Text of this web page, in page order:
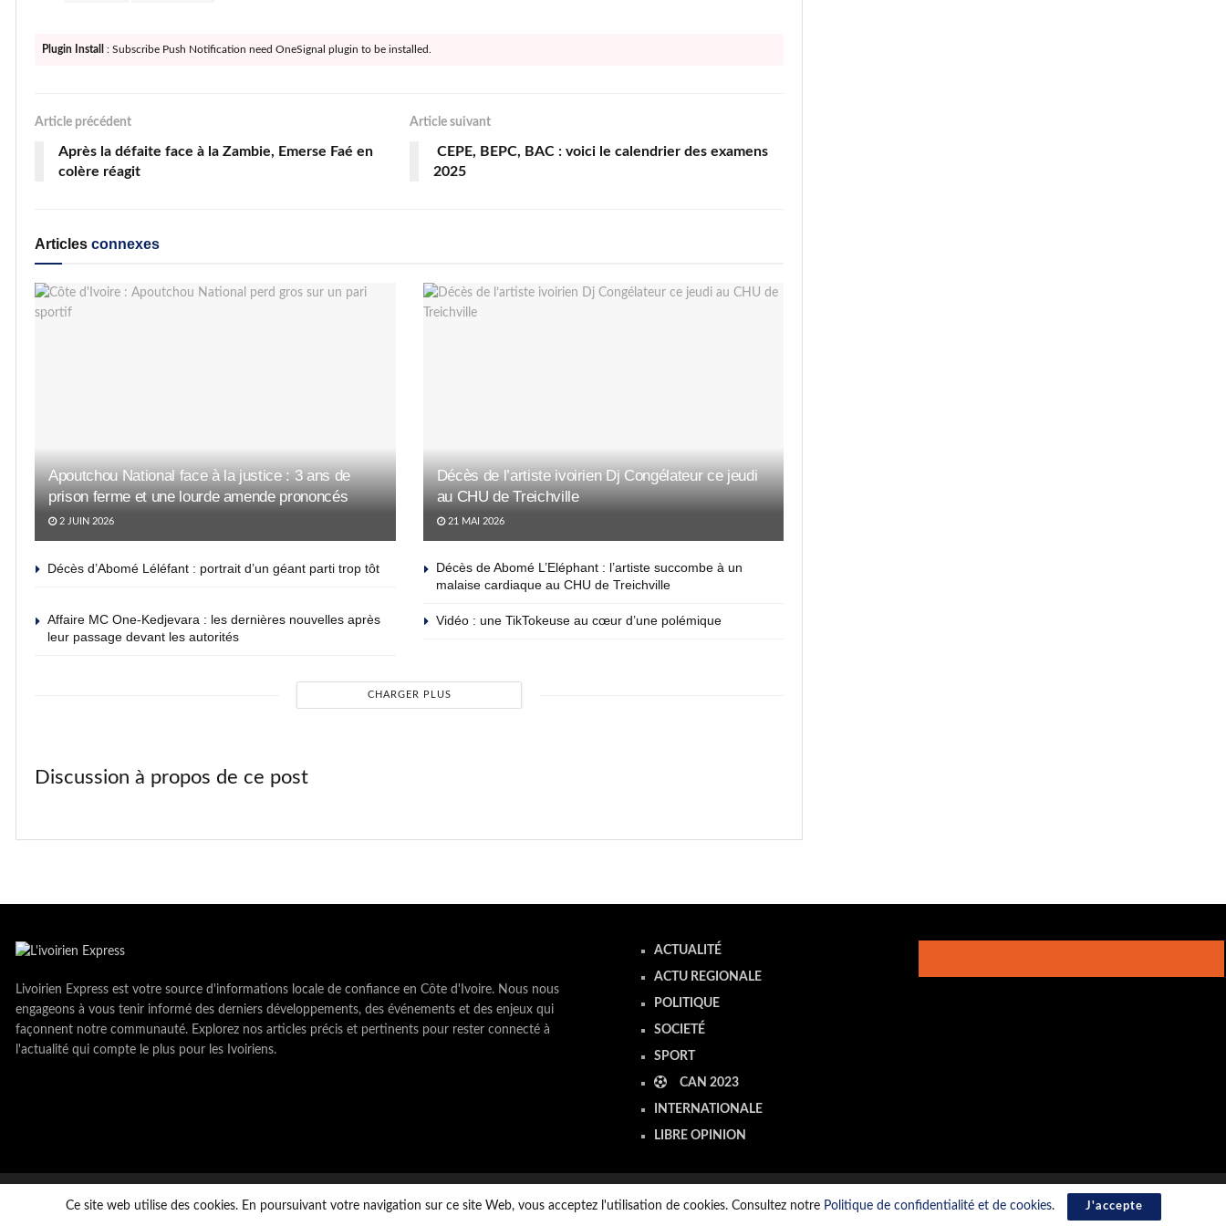
Plugin Install : Subscribe Push Notification need OneSignal plugin to be installed.
Article précédent
Après la défaite face à la Zambie, Emerse Faé en
colère réagit
Article suivant
CEPE, BEPC, BAC : voici le calendrier des examens
2025
Articles connexes
Apoutchou National face à la justice : 3 ans de
prison ferme et une lourde amende prononcés
2 JUIN 2026
Décès de l’artiste ivoirien Dj Congélateur ce jeudi
au CHU de Treichville
21 MAI 2026
Décès d’Abomé Léléfant : portrait d’un géant parti trop tôt
Décès de Abomé L’Eléphant : l’artiste succombe à un
malaise cardiaque au CHU de Treichville
Affaire MC One-Kedjevara : les dernières nouvelles après
leur passage devant les autorités
Vidéo : une TikTokeuse au cœur d’une polémique
CHARGER PLUS
Discussion à propos de ce post
Livoirien Express est votre source d'informations locale de confiance en Côte d'Ivoire. Nous nous
engageons à vous tenir informé des derniers développements, des événements et des enjeux qui
façonnent notre communauté. Explorez nos articles précis et pertinents pour rester connecté à
l'actualité qui compte le plus pour les Ivoiriens.
ACTUALITÉ
ACTU REGIONALE
POLITIQUE
SOCIETÉ
SPORT
CAN 2023
INTERNATIONALE
LIBRE OPINION
Copyright © LivoirienExpress 2023. tous droits réservés
Ce site web utilise des cookies. En poursuivant votre navigation sur ce site Web, vous acceptez l'utilisation de cookies. Consultez notre Politique de confidentialité et de cookies. J'accepte